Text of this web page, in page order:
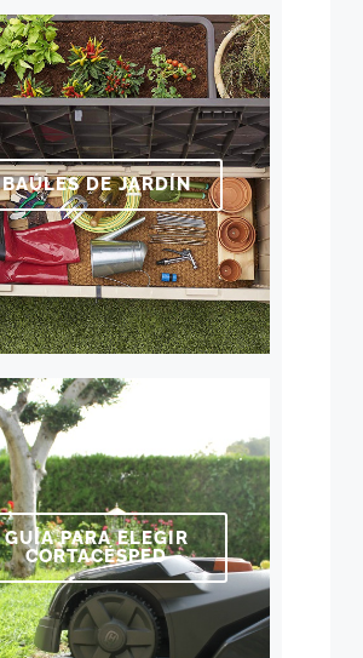
BAÚLES DE JARDÍN
GUÍA PARA ELEGIR
CORTACÉSPED